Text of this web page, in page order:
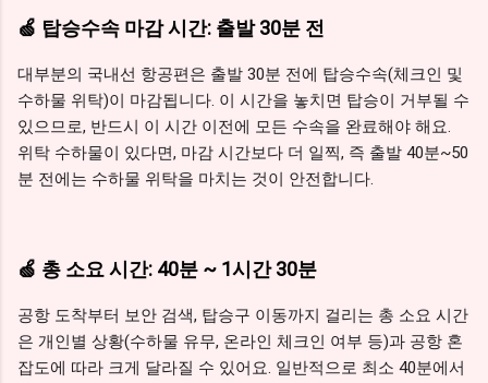
🍏 탑승수속 마감 시간: 출발 30분 전
대부분의 국내선 항공편은 출발 30분 전에 탑승수속(체크인 및
수하물 위탁)이 마감됩니다. 이 시간을 놓치면 탑승이 거부될 수
있으므로, 반드시 이 시간 이전에 모든 수속을 완료해야 해요.
위탁 수하물이 있다면, 마감 시간보다 더 일찍, 즉 출발 40분~50
분 전에는 수하물 위탁을 마치는 것이 안전합니다.
🍏 총 소요 시간: 40분 ~ 1시간 30분
공항 도착부터 보안 검색, 탑승구 이동까지 걸리는 총 소요 시간
은 개인별 상황(수하물 유무, 온라인 체크인 여부 등)과 공항 혼
잡도에 따라 크게 달라질 수 있어요. 일반적으로 최소 40분에서